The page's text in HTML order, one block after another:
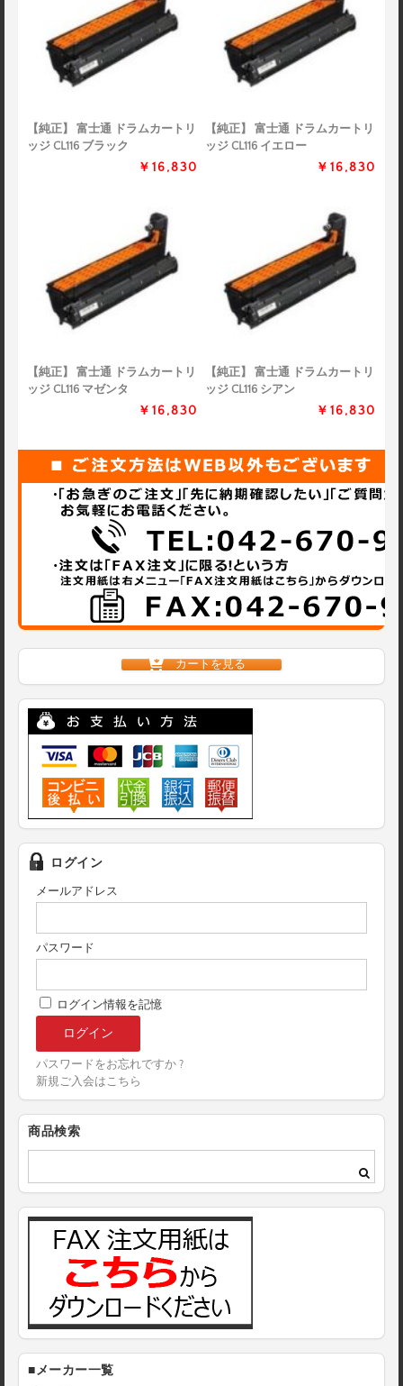
【純正】 富士通 ドラムカートリ
ッジ CL116 ブラック
￥16,830
【純正】 富士通 ドラムカートリ
ッジ CL116 イエロー
￥16,830
【純正】 富士通 ドラムカートリ
ッジ CL116 マゼンタ
￥16,830
【純正】 富士通 ドラムカートリ
ッジ CL116 シアン
￥16,830
カートを見る
ログイン
メールアドレス
パスワード
ログイン情報を記憶
パスワードをお忘れですか ?
新規ご入会はこちら
商品検索
■メーカー一覧